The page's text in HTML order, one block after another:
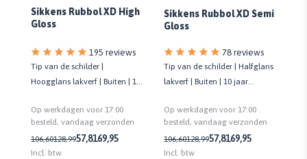
Sikkens Rubbol XD High
Gloss
195 reviews
Tip van de schilder |
Hoogglans lakverf | Buiten | 10
Op werkdagen voor 17:00
besteld, vandaag verzonden
106,60128,9957,8169,95
Incl. btw
Sikkens Rubbol XD Semi
Gloss
78 reviews
Tip van de schilder | Halfglans
lakverf | Buiten | 10 jaar
Op werkdagen voor 17:00
besteld, vandaag verzonden
106,60128,9957,8169,95
Incl. btw